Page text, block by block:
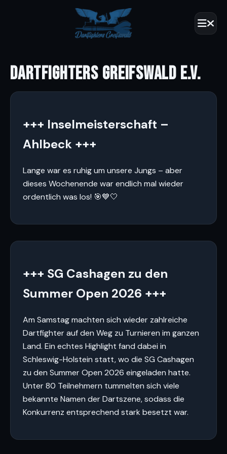
DARTFIGHTERS GREIFSWALD E.V.
+++ Inselmeisterschaft –
Ahlbeck +++
Lange war es ruhig um unsere Jungs – aber
dieses Wochenende war endlich mal wieder
ordentlich was los! 🎯💙🤍
+++ SG Cashagen zu den
Summer Open 2026 +++
Am Samstag machten sich wieder zahlreiche
Dartfighter auf den Weg zu Turnieren im ganzen
Land. Ein echtes Highlight fand dabei in
Schleswig-Holstein statt, wo die SG Cashagen
zu den Summer Open 2026 eingeladen hatte.
Unter 80 Teilnehmern tummelten sich viele
bekannte Namen der Dartszene, sodass die
Konkurrenz entsprechend stark besetzt war.